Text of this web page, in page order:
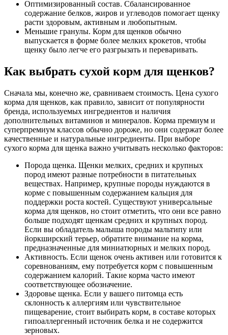
Оптимизированный состав. Сбалансированное
содержание белков, жиров и углеводов помогает щенку
расти здоровым, активным и любопытным.
Меньшие гранулы. Корм для щенков обычно
выпускается в форме более мелких крокетов, чтобы
щенку было легче его разгрызать и переваривать.
Как выбрать сухой корм для щенков?
Сначала мы, конечно же, сравниваем стоимость. Цена сухого
корма для щенков, как правило, зависит от популярности
бренда, используемых ингредиентов и наличия
дополнительных витаминов и минералов. Корма премиум и
суперпремиум классов обычно дороже, но они содержат более
качественные и натуральные ингредиенты. При выборе
сухого корма для щенка важно учитывать несколько факторов:
Порода щенка. Щенки мелких, средних и крупных
пород имеют разные потребности в питательных
веществах. Например, крупные породы нуждаются в
корме с повышенным содержанием кальция для
поддержки роста костей. Существуют универсальные
корма для щенков, но стоит отметить, что они все равно
больше подходят щенкам средних и крупных пород.
Если вы обладатель малыша породы мальтипу или
йоркширский терьер, обратите внимание на корма,
предназначенные для миниатюрных и мелких пород.
Активность. Если щенок очень активен или готовится к
соревнованиям, ему потребуется корм с повышенным
содержанием калорий. Такие корма часто имеют
соответствующее обозначение.
Здоровье щенка. Если у вашего питомца есть
склонность к аллергиям или чувствительное
пищеварение, стоит выбирать корм, в составе которых
гипоаллергенный источник белка и не содержится
зерновых.